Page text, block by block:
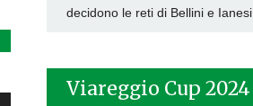
decidono le reti di Bellini e Ianesi
Viareggio Cup 2024